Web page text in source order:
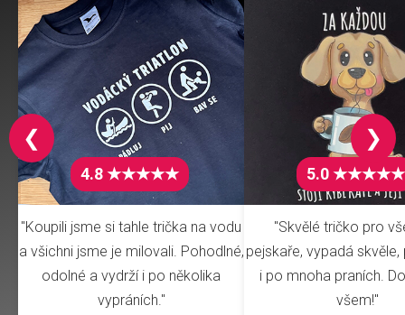
4.8 ★★★★★
"Koupili jsme si tahle trička na vodu
a všichni jsme je milovali. Pohodlné,
odolné a vydrží i po několika
vypráních."
5.0 ★★★★★
"Skvělé tričko pro
pejskaře, vypadá
i po mnoha praních.
všem!"
❮ ❯